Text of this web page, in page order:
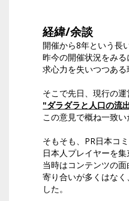
経緯/余談
開催から8年という長
昨今の開催状況をみ
求心力を失いつつあ
そこで先日、現行の
"ダラダラと人口の流
この意見で概ね一致い
そもそも、PR日本コ
日本人プレイヤーを
当時はコンテンツの
寄り合いが多くはな
した。